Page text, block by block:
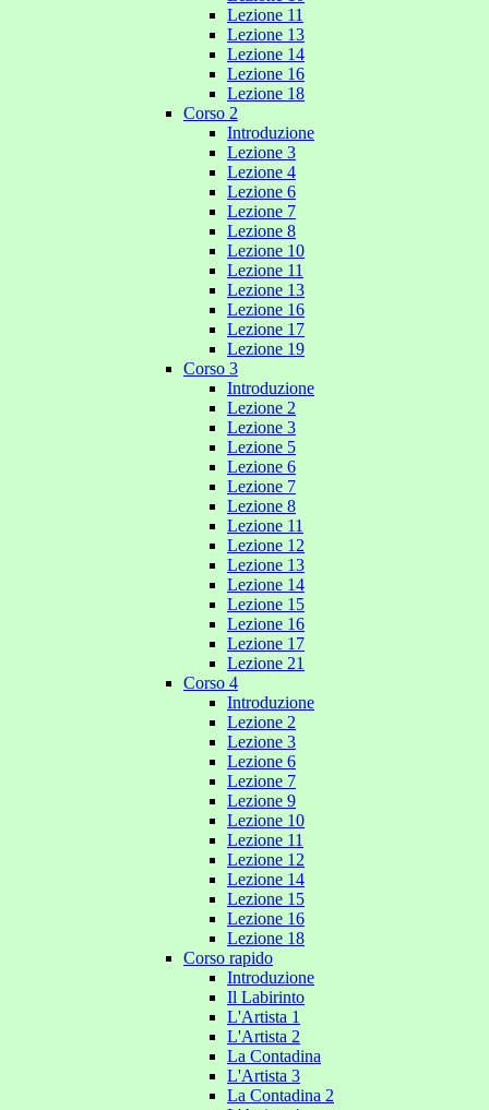
Lezione 11
Lezione 13
Lezione 14
Lezione 16
Lezione 18
Corso 2
Introduzione
Lezione 3
Lezione 4
Lezione 6
Lezione 7
Lezione 8
Lezione 10
Lezione 11
Lezione 13
Lezione 16
Lezione 17
Lezione 19
Corso 3
Introduzione
Lezione 2
Lezione 3
Lezione 5
Lezione 6
Lezione 7
Lezione 8
Lezione 11
Lezione 12
Lezione 13
Lezione 14
Lezione 15
Lezione 16
Lezione 17
Lezione 21
Corso 4
Introduzione
Lezione 2
Lezione 3
Lezione 6
Lezione 7
Lezione 9
Lezione 10
Lezione 11
Lezione 12
Lezione 14
Lezione 15
Lezione 16
Lezione 18
Corso rapido
Introduzione
Il Labirinto
L'Artista 1
L'Artista 2
La Contadina
L'Artista 3
La Contadina 2